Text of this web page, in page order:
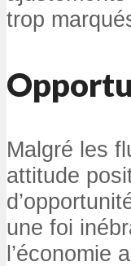
trop
Malgré les
attitude
une foi
l’économie